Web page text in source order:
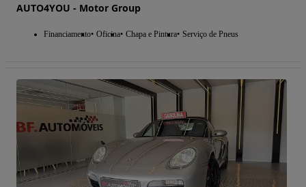
AUTO4YOU - Motor Group
Financiamento Oficina Chapa e Pintura Serviço de Pneus